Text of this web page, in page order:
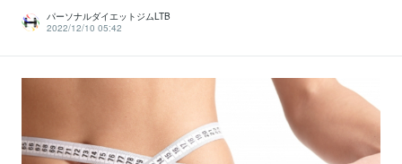
パーソナルダイエットジムLTB
2022/12/10 05:42